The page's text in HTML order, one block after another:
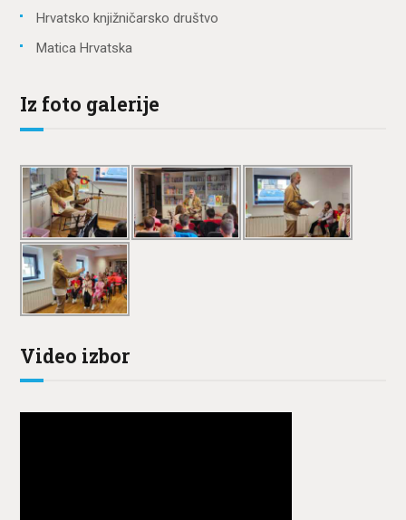
Hrvatsko knjižničarsko društvo
Matica Hrvatska
Iz foto galerije
Video izbor